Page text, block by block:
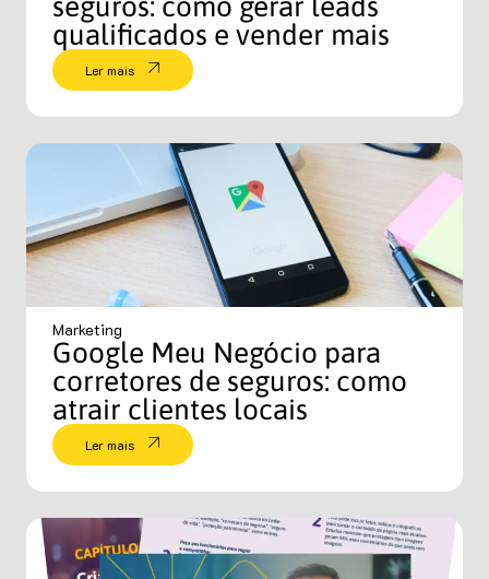
seguros: como gerar leads
qualificados e vender mais
Ler mais
Marketing
Google Meu Negócio para
corretores de seguros: como
atrair clientes locais
Ler mais